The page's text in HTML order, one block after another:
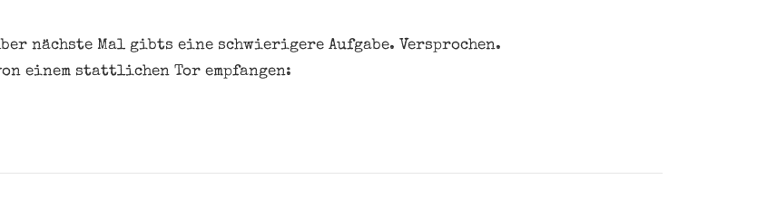
nächste Mal gibts eine schwierigere Aufgabe. Versprochen.
einem stattlichen Tor empfangen: